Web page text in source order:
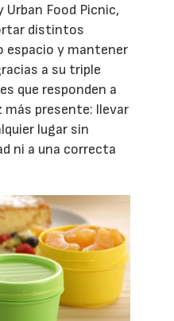
Urban Food Picnic,
distintos
espacio y mantener
a su triple
que responden a
más presente: llevar
lugar sin
ni a una correcta